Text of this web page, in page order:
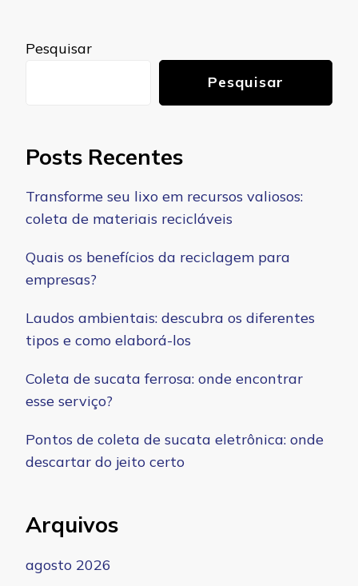
Pesquisar
Pesquisar
Posts Recentes
Transforme seu lixo em recursos valiosos:
coleta de materiais recicláveis
Quais os benefícios da reciclagem para
empresas?
Laudos ambientais: descubra os diferentes
tipos e como elaborá-los
Coleta de sucata ferrosa: onde encontrar
esse serviço?
Pontos de coleta de sucata eletrônica: onde
descartar do jeito certo
Arquivos
agosto 2026